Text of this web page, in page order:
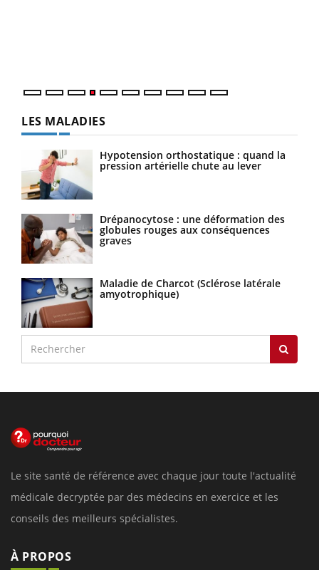
LES MALADIES
Hypotension orthostatique : quand la
pression artérielle chute au lever
Drépanocytose : une déformation des
globules rouges aux conséquences
graves
Maladie de Charcot (Sclérose latérale
amyotrophique)
Le site santé de référence avec chaque jour toute l'actualité
médicale decryptée par des médecins en exercice et les
conseils des meilleurs spécialistes.
À PROPOS